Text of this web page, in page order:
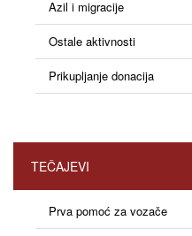
Azil i migracije
Ostale aktivnosti
Prikupljanje donacija
TEČAJEVI
Prva pomoć za vozače